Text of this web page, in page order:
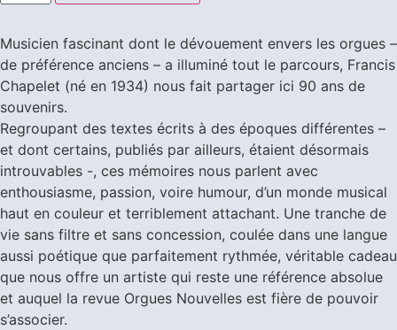
Musicien fascinant dont le dévouement envers les orgues –
de préférence anciens – a illuminé tout le parcours, Francis
Chapelet (né en 1934) nous fait partager ici 90 ans de
souvenirs.
Regroupant des textes écrits à des époques différentes –
et dont certains, publiés par ailleurs, étaient désormais
introuvables -, ces mémoires nous parlent avec
enthousiasme, passion, voire humour, d’un monde musical
haut en couleur et terriblement attachant. Une tranche de
vie sans filtre et sans concession, coulée dans une langue
aussi poétique que parfaitement rythmée, véritable cadeau
que nous offre un artiste qui reste une référence absolue
et auquel la revue Orgues Nouvelles est fière de pouvoir
s’associer.